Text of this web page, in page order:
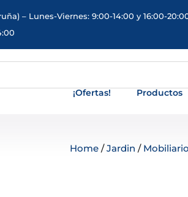
– Lunes-Viernes: 9:00-14:00 y 16:00-
¡Ofertas! Productos
Home /Jardin /